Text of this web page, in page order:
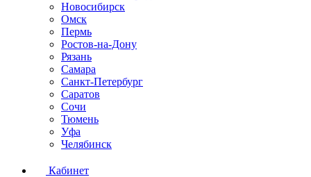
Новосибирск
Омск
Пермь
Ростов-на-Дону
Рязань
Самара
Санкт-Петербург
Саратов
Сочи
Тюмень
Уфа
Челябинск
Кабинет